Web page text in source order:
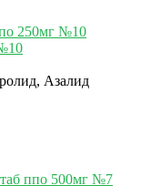
Азалид